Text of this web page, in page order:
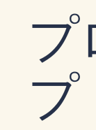
プ
プ